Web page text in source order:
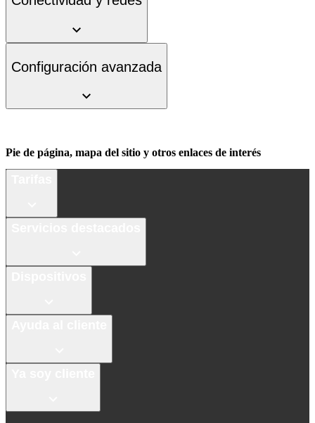
Configuración avanzada
Pie de página, mapa del sitio y otros enlaces de interés